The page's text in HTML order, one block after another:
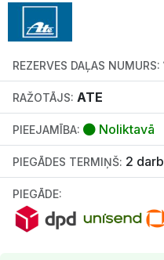
REZERVES DAĻAS NUMURS:
RAŽOTĀJS: ATE
PIEEJAMĪBA: Noliktavā
PIEGĀDES TERMIŅŠ: 2
PIEGĀDE: